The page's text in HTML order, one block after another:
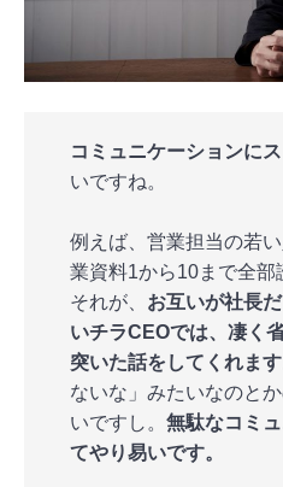
コミュニケーションに
いですね。
例えば、営業担当の若
業資料1から10まで全部
それが、 お互いが社長
いチラCEOでは、凄く
突いた話をしてくれます
ないな」みたいなのと
いですし。 無駄なコミ
てやり易いです。